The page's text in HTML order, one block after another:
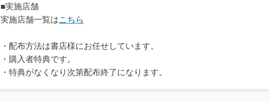
■実施店舗
実施店舗一覧はこちら
・配布方法は書店様にお任せしています。
・購入者特典です。
・特典がなくなり次第配布終了になります。